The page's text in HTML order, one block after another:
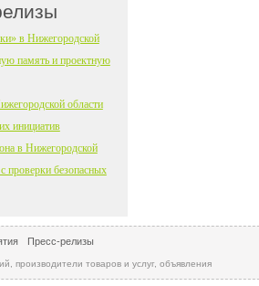
в Нижегородской
память и проектную
области
инициатив
в Нижегородской
проверки безопасных
Пресс-релизы
производители товаров и услуг, объявления